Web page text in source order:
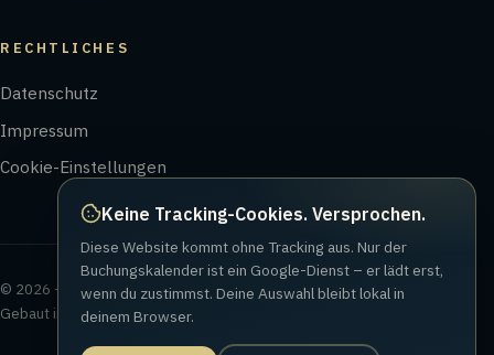
RECHTLICHES
Datenschutz
Impressum
Cookie-Einstellungen
© 2026 – Mag. Markus Wiesbauer | bitmak e.U.
Gebaut in Mörschwang – mit Herz, Handwerk & KI.
Keine Tracking-Cookies. Versprochen.
Diese Website kommt ohne Tracking aus. Nur der
Buchungskalender ist ein Google-Dienst – er lädt erst,
wenn du zustimmst. Deine Auswahl bleibt lokal in
deinem Browser.